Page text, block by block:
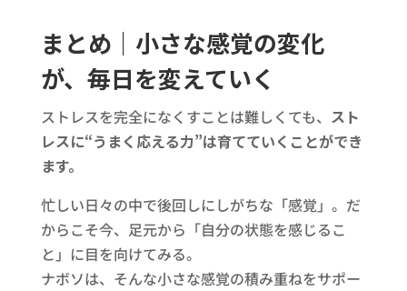
まとめ｜小さな感覚の変化
が、毎日を変えていく
ストレスを完全になくすことは難しくても、 スト
レスに“うまく応える力”は育てていくことができ
ます。
忙しい日々の中で後回しにしがちな「感覚」。だ
からこそ今、足元から「自分の状態を感じるこ
と」に目を向けてみる。
ナボソは、そんな小さな感覚の積み重ねをサポー